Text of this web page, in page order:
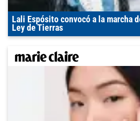
Lali Espósito convocó a la marcha
Ley de Tierras